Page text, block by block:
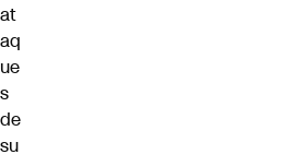
at
aq
ue
s
de
su